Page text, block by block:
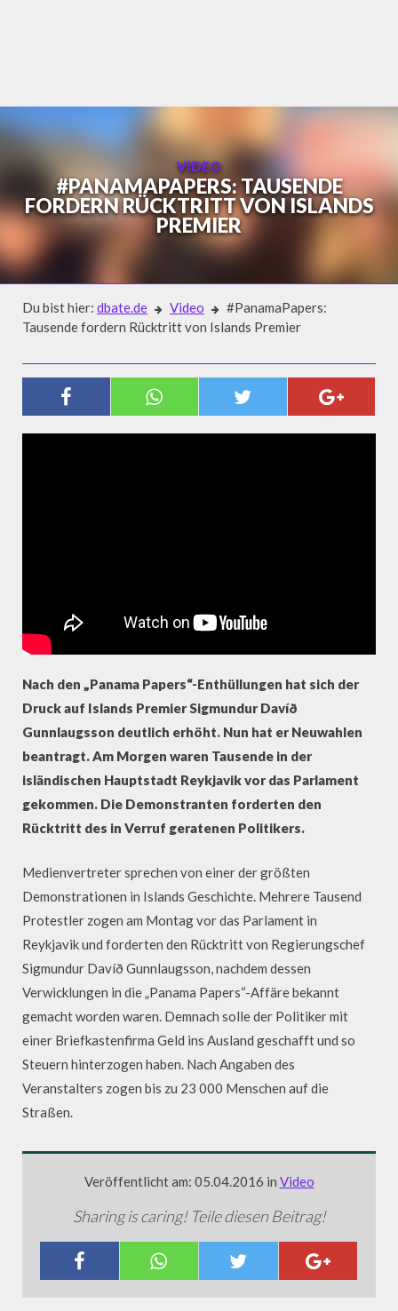
VIDEO
#PANAMAPAPERS: TAUSENDE
FORDERN RÜCKTRITT VON ISLANDS
PREMIER
Du bist hier: dbate.de Video
#PanamaPapers:
Tausende fordern Rücktritt von Islands Premier
#PANAMAPAPERS: TAUSENDE
FORDERN RÜCKTRITT VON
ISLANDS PREMIER
Nach den „Panama Papers“-Enthüllungen hat sich der
Druck auf Islands Premier Sigmundur Davíð
Gunnlaugsson deutlich erhöht. Nun hat er Neuwahlen
beantragt. Am Morgen waren Tausende in der
isländischen Hauptstadt Reykjavik vor das Parlament
gekommen. Die Demonstranten forderten den
Rücktritt des in Verruf geratenen Politikers.
Medienvertreter sprechen von einer der größten
Demonstrationen in Islands Geschichte. Mehrere Tausend
Protestler zogen am Montag vor das Parlament in
Reykjavik und forderten den Rücktritt von Regierungschef
Sigmundur Davíð Gunnlaugsson, nachdem dessen
Verwicklungen in die „Panama Papers“-Affäre bekannt
gemacht worden waren. Demnach solle der Politiker mit
einer Briefkastenfirma Geld ins Ausland geschafft und so
Steuern hinterzogen haben. Nach Angaben des
Veranstalters zogen bis zu 23 000 Menschen auf die
Straßen.
Veröffentlicht am: 05.04.2016 in Video
Sharing is caring! Teile diesen Beitrag!